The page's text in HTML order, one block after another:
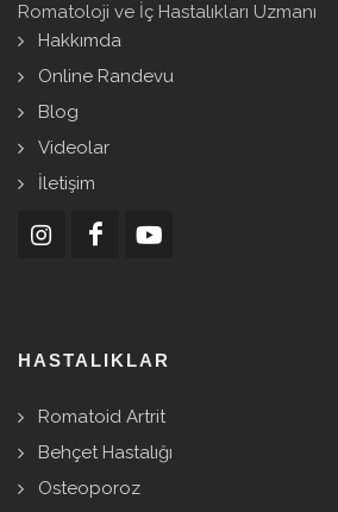
Romatoloji ve İç Hastalıkları Uzmanı
Hakkımda
Online Randevu
Blog
Videolar
İletişim
HASTALIKLAR
Romatoid Artrit
Behçet Hastalığı
Osteoporoz